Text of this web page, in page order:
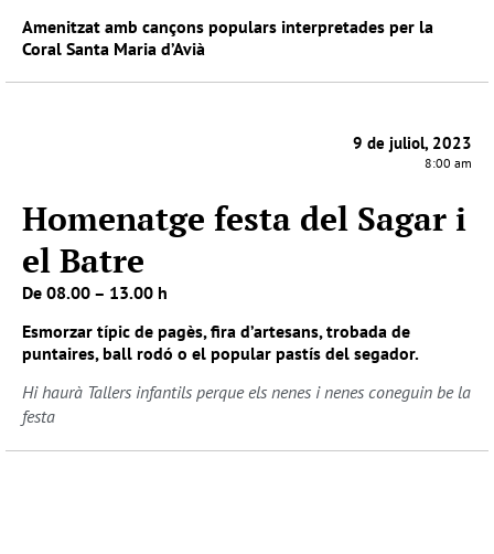
Amenitzat amb cançons populars interpretades per la
Coral Santa Maria d’Avià
9 de juliol, 2023
8:00 am
Homenatge festa del Sagar i
el Batre
De 08.00 – 13.00 h
Esmorzar típic de pagès, fira d’artesans, trobada de
puntaires, ball rodó o el popular pastís del segador.
Hi haurà Tallers infantils perque els nenes i nenes coneguin be la
festa